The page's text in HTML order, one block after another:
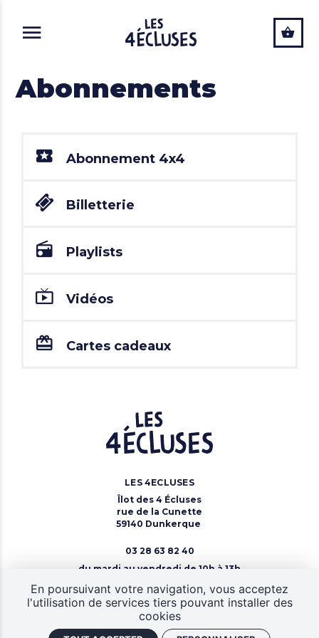
Abonnements
Abonnement 4x4
Billetterie
Playlists
Vidéos
Cartes cadeaux
LES 4ECLUSES
Îlot des 4 Écluses
rue de la Cunette
59140 Dunkerque
03 28 63 82 40
du mardi au vendredi de 10h à 13h
Nous contacter
En poursuivant votre navigation, vous acceptez
l'utilisation de services tiers pouvant installer des
cookies